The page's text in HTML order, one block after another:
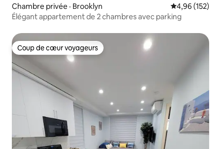
Chambre privée · Brooklyn Note
4,96 (152)
Élégant appartement de 2 chambres avec parking
Coup de cœur voyageurs
Coup de cœur voyageurs